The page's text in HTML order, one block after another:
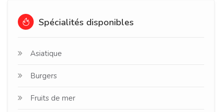
Spécialités disponibles
Asiatique
Burgers
Fruits de mer